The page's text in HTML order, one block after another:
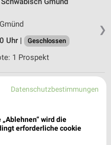
❯
Uhr |
Geschlossen
1 Prospekt
Heidenheim
Uhr | Geschlossen
Datenschutzbestimmungen
wird die
erforderliche cookie